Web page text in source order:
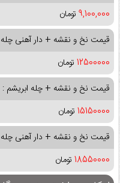
9,100,000 تومان
قیمت نخ و نقشه + دار آهنی
12500000 تومان
قیمت نخ و نقشه + چله ابریشم :
15150000 تومان
قیمت نخ و نقشه + دار آهنی
18550000 تومان